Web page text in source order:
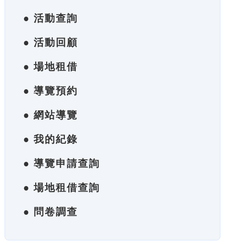
● 活動查詢
● 活動回顧
● 場地租借
● 導覽預約
● 網站導覽
● 我的紀錄
● 導覽申請查詢
● 場地租借查詢
● 問卷調查